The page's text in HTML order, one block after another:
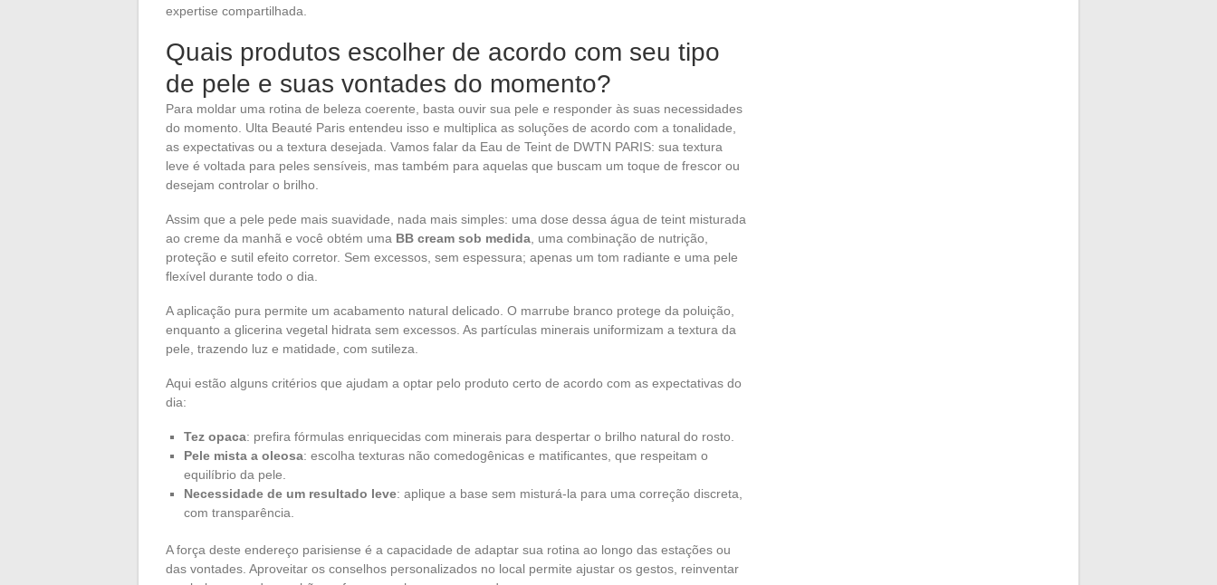
expertise compartilhada.
Quais produtos escolher de acordo com seu tipo
de pele e suas vontades do momento?
Para moldar uma rotina de beleza coerente, basta ouvir sua pele e responder às suas necessidades
do momento. Ulta Beauté Paris entendeu isso e multiplica as soluções de acordo com a tonalidade,
as expectativas ou a textura desejada. Vamos falar da Eau de Teint de DWTN PARIS: sua textura
leve é voltada para peles sensíveis, mas também para aquelas que buscam um toque de frescor ou
desejam controlar o brilho.
Assim que a pele pede mais suavidade, nada mais simples: uma dose dessa água de teint misturada
ao creme da manhã e você obtém uma BB cream sob medida , uma combinação de nutrição,
proteção e sutil efeito corretor. Sem excessos, sem espessura; apenas um tom radiante e uma pele
flexível durante todo o dia.
A aplicação pura permite um acabamento natural delicado. O marrube branco protege da poluição,
enquanto a glicerina vegetal hidrata sem excessos. As partículas minerais uniformizam a textura da
pele, trazendo luz e matidade, com sutileza.
Aqui estão alguns critérios que ajudam a optar pelo produto certo de acordo com as expectativas do
dia:
Tez opaca: prefira fórmulas enriquecidas com minerais para despertar o brilho natural do rosto.
Pele mista a oleosa: escolha texturas não comedogênicas e matificantes, que respeitam o
equilíbrio da pele.
Necessidade de um resultado leve: aplique a base sem misturá-la para uma correção discreta,
com transparência.
A força deste endereço parisiense é a capacidade de adaptar sua rotina ao longo das estações ou
das vontades. Aproveitar os conselhos personalizados no local permite ajustar os gestos, reinventar